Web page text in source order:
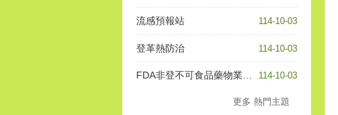
114-10-03
流感預報站
114-10-03
登革熱防治
114-10-03
FDA非登不可食品藥物業者登錄平台
更多 熱門主題